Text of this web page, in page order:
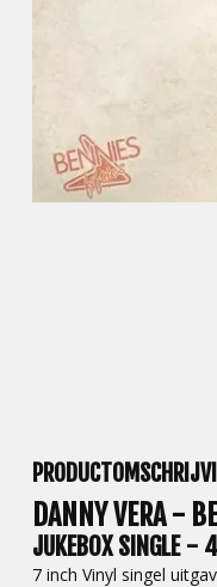
DANNY VERA -
JUKEBOX SINGLE -
7 inch Vinyl singel